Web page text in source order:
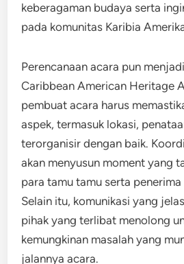
keberagaman budaya serta
pada komunitas Karibia
Perencanaan acara pun
Caribbean American Heritage
pembuat acara harus
aspek, termasuk lokasi,
terorganisir dengan baik.
akan menyusun moment yang
para tamu tamu serta
Selain itu, komunikasi yang
pihak yang terlibat menolong
kemungkinan masalah yang
jalannya acara.